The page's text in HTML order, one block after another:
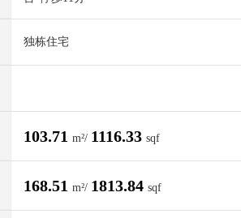
独栋住宅
103.71 m²/ 1116.33 sqf
168.51 m²/ 1813.84 sqf